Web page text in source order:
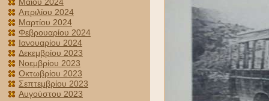
Απριλίου 2024
Μαρτίου 2024
Φεβρουαρίου 2024
Ιανουαρίου 2024
Δεκεμβρίου 2023
Νοεμβρίου 2023
Οκτωβρίου 2023
Σεπτεμβρίου 2023
Αυγούστου 2023